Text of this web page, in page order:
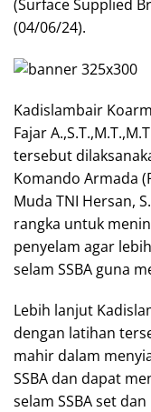
(Surface Supplied
(04/06/24).
Kadislambair
Fajar
tersebut
Komando Armada
Muda TNI Hersan,
rangka untuk
penyelam agar
selam SSBA guna
Lebih lanjut
dengan latihan
mahir dalam
SSBA dan dapat
selam SSBA set